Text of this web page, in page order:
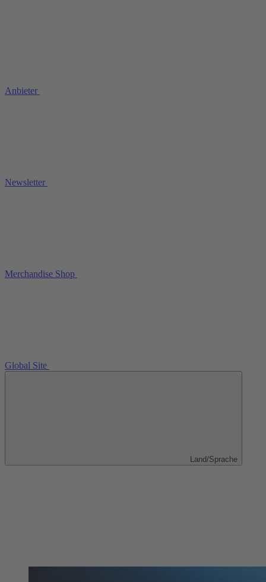
Anbieter
Newsletter
Merchandise Shop
Global Site
Land/Sprache